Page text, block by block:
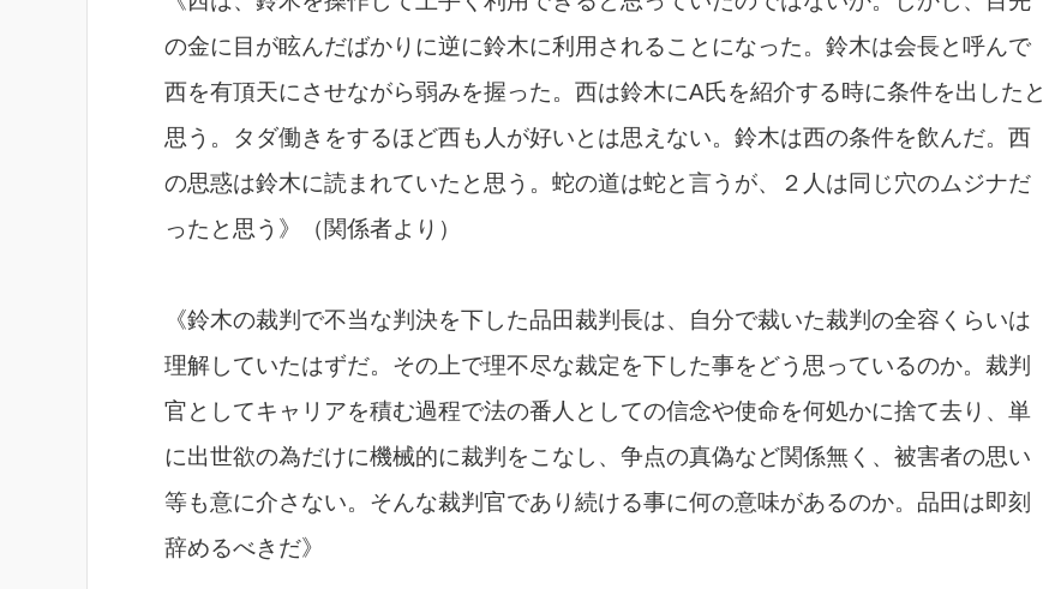
の金に目が眩んだばかりに逆に鈴木に利用されることになった。鈴木は会長と呼んで
西を有頂天にさせながら弱みを握った。西は鈴木にA氏を紹介する時に条件を出したと
思う。タダ働きをするほど西も人が好いとは思えない。鈴木は西の条件を飲んだ。西
の思惑は鈴木に読まれていたと思う。蛇の道は蛇と言うが、２人は同じ穴のムジナだ
ったと思う》（関係者より）
《鈴木の裁判で不当な判決を下した品田裁判長は、自分で裁いた裁判の全容くらいは
理解していたはずだ。その上で理不尽な裁定を下した事をどう思っているのか。裁判
官としてキャリアを積む過程で法の番人としての信念や使命を何処かに捨て去り、単
に出世欲の為だけに機械的に裁判をこなし、争点の真偽など関係無く、被害者の思い
等も意に介さない。そんな裁判官であり続ける事に何の意味があるのか。品田は即刻
辞めるべきだ》